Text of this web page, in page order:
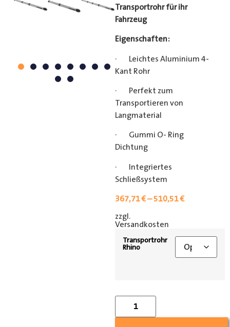
Transportrohr für ihr
Fahrzeug
Eigenschaften:
· Leichtes Aluminium 4-
Kant Rohr
· Perfekt zum
Transportieren von
Langmaterial
· Gummi O- Ring
Dichtung
· Integriertes
Schließsystem
367,71€–510,51€
zzgl.
Versandkosten
Transportrohr
Rhino